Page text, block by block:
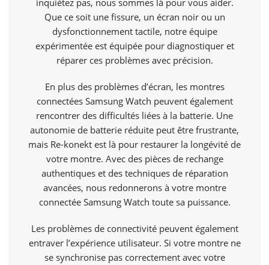
inquiétez pas, nous sommes là pour vous aider.
Que ce soit une fissure, un écran noir ou un
dysfonctionnement tactile, notre équipe
expérimentée est équipée pour diagnostiquer et
réparer ces problèmes avec précision.
En plus des problèmes d’écran, les montres
connectées Samsung Watch peuvent également
rencontrer des difficultés liées à la batterie. Une
autonomie de batterie réduite peut être frustrante,
mais Re-konekt est là pour restaurer la longévité de
votre montre. Avec des pièces de rechange
authentiques et des techniques de réparation
avancées, nous redonnerons à votre montre
connectée Samsung Watch toute sa puissance.
Les problèmes de connectivité peuvent également
entraver l’expérience utilisateur. Si votre montre ne
se synchronise pas correctement avec votre